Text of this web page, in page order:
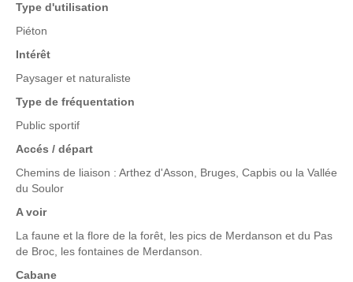
Type d'utilisation
Piéton
Intérêt
Paysager et naturaliste
Type de fréquentation
Public sportif
Accés / départ
Chemins de liaison : Arthez d'Asson, Bruges, Capbis ou la Vallée
du Soulor
A voir
La faune et la flore de la forêt, les pics de Merdanson et du Pas
de Broc, les fontaines de Merdanson.
Cabane